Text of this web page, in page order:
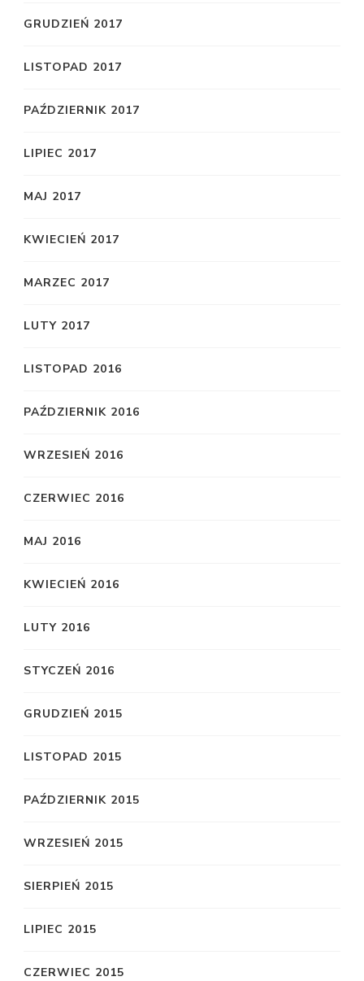
GRUDZIEŃ 2017
LISTOPAD 2017
PAŹDZIERNIK 2017
LIPIEC 2017
MAJ 2017
KWIECIEŃ 2017
MARZEC 2017
LUTY 2017
LISTOPAD 2016
PAŹDZIERNIK 2016
WRZESIEŃ 2016
CZERWIEC 2016
MAJ 2016
KWIECIEŃ 2016
LUTY 2016
STYCZEŃ 2016
GRUDZIEŃ 2015
LISTOPAD 2015
PAŹDZIERNIK 2015
WRZESIEŃ 2015
SIERPIEŃ 2015
LIPIEC 2015
CZERWIEC 2015